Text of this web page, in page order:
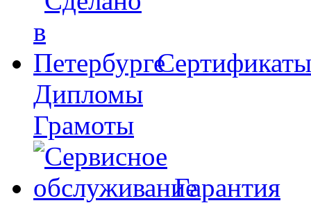
Сертификаты
Дипломы
Грамоты
Гарантия